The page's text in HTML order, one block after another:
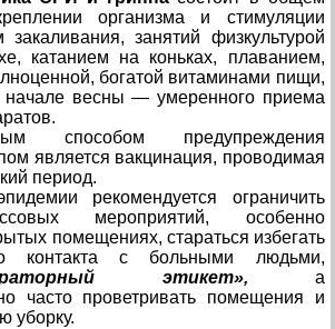
организма и стимуляции
закаливания, занятий физкультурой
катанием на коньках, плаванием,
богатой витаминами пищи,
весны — умеренного приема
способом предупреждения
является вакцинация, проводимая
период.
рекомендуется ограничить
мероприятий, особенно
помещениях, стараться избегать
контакта с больными людьми,
этикет»,
а
часто проветривать помещения и
уборку.